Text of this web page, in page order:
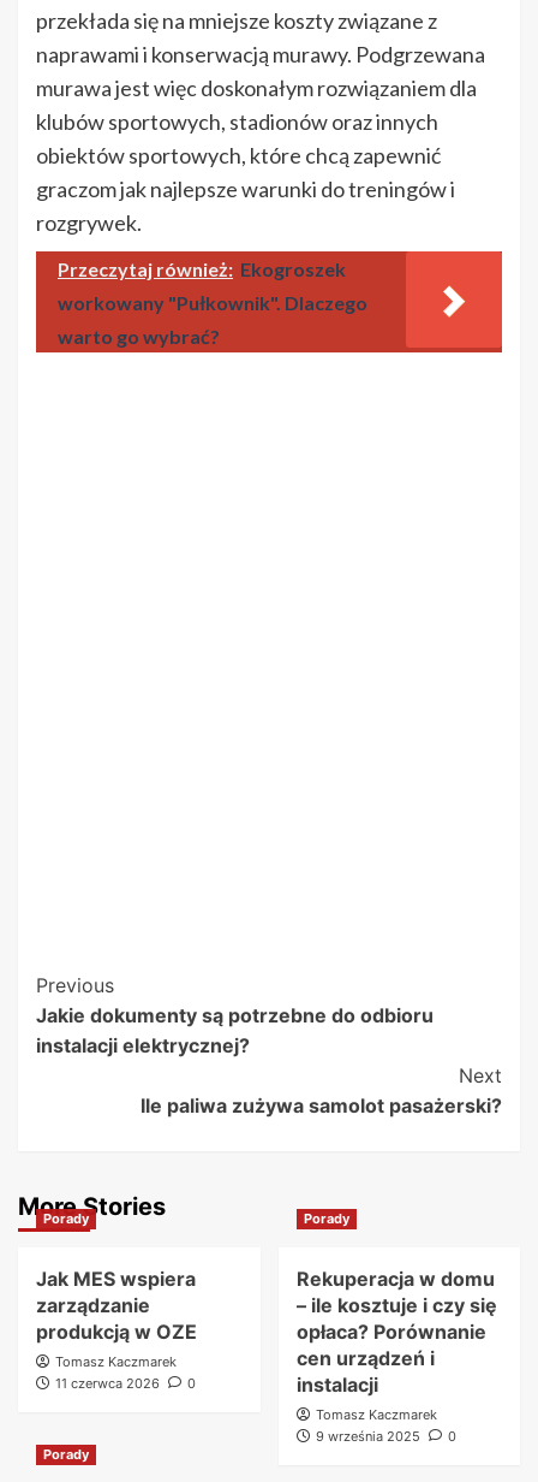
przekłada się na mniejsze koszty związane z
naprawami i konserwacją murawy. Podgrzewana
murawa jest więc doskonałym rozwiązaniem dla
klubów sportowych, stadionów oraz innych
obiektów sportowych, które chcą zapewnić
graczom jak najlepsze warunki do treningów i
rozgrywek.
Przeczytaj również: Ekogroszek
workowany "Pułkownik". Dlaczego
warto go wybrać?
Post
Navigation
Previous
Jakie dokumenty są potrzebne do odbioru
instalacji elektrycznej?
Next
Ile paliwa zużywa samolot pasażerski?
More Stories
Porady
Jak MES wspiera
zarządzanie
produkcją w OZE
Tomasz Kaczmarek
11 czerwca 2026
0
Porady
Rekuperacja w domu
– ile kosztuje i czy się
opłaca? Porównanie
cen urządzeń i
instalacji
Tomasz Kaczmarek
9 września 2025
0
Porady